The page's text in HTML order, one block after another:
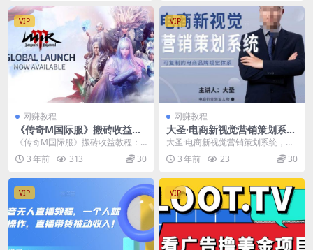
VIP
网赚教程
《传奇M国际服》搬砖收益教
程：日入几十到几百不等，玩
法简单粗暴！[无水印]
《传奇M国际服》搬砖收益教程：
日入几十到几百不等，玩法简单粗
暴！[无水印] 02...
3 年前 313 30
VIP
网赚教程
大圣·电商新视觉营销策划系
统，可复制的电商品牌视觉识
别系统
大圣·电商新视觉营销策划系统，可
复制的电商品牌视觉识别系统 新消
费人群的崛起 电...
3 年前 23 30
VIP VIP